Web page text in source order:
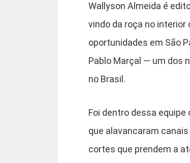
Wallyson Almeida é
vindo da roça no interior
oportunidades em São
Pablo Marçal — um dos
no Brasil.
Foi dentro dessa
que alavancaram
cortes que prendem a